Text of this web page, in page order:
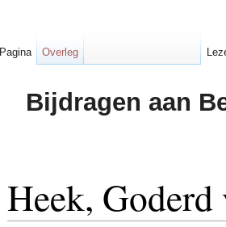
Bijdragen aan
Heek, Goderd
Pagina Overleg